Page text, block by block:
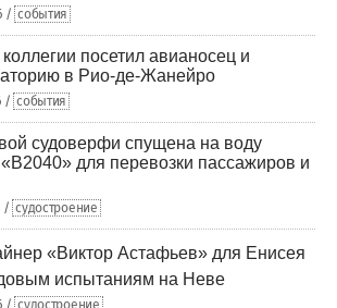
/ события
посетил авианосец и
в Рио-де-Жанейро
/ события
судоверфи спущена на воду
для перевозки пассажиров и
/ судостроение
«Виктор Астафьев» для Енисея
испытаниям на Неве
/ судостроение